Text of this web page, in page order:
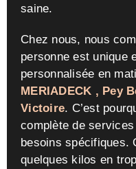
saine.
Chez nous, nous
personne est unique
personnalisée en
MERIADECK , Pey
Victoire. C’est
complète de
besoins spécifiques.
quelques kilos en